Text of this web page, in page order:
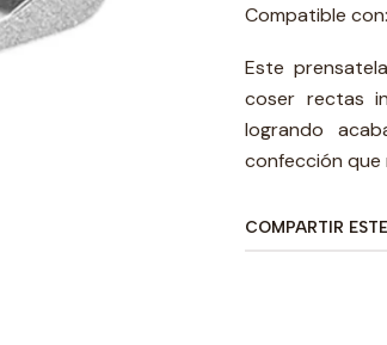
Compatible
Este
coser rectas
logrando
confección que
COMPARTIR